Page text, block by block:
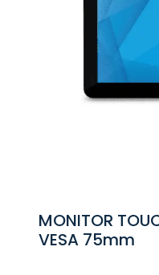
MONITOR
VESA 75mm